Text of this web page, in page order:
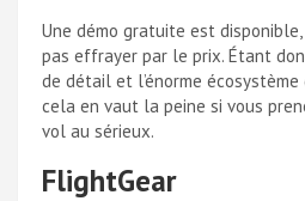
Une démo gratuite est
pas effrayer par le prix. Étant
de détail et l’énorme écosystème
cela en vaut la peine si vous
vol au sérieux.
FlightGear